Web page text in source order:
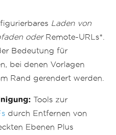
Laden von
oderRemote-URLs*.
Bedeutung für
bei denen Vorlagen
Rand gerendert werden.
Tools zur
durch Entfernen von
Ebenen Plus